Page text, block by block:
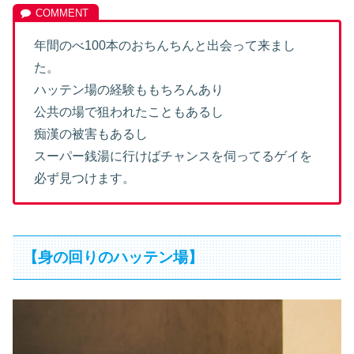
年間のべ100本のおちんちんと出会って来まし
た。
ハッテン場の経験ももちろんあり
公共の場で狙われたこともあるし
痴漢の被害もあるし
スーパー銭湯に行けばチャンスを伺ってるゲイを
必ず見つけます。
【身の回りのハッテン場】